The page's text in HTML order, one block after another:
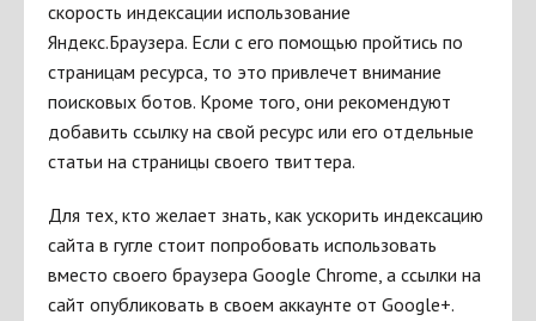
скорость индексации использование
Яндекс.Браузера. Если с его помощью пройтись по
страницам ресурса, то это привлечет внимание
поисковых ботов. Кроме того, они рекомендуют
добавить ссылку на свой ресурс или его отдельные
статьи на страницы своего твиттера.
Для тех, кто желает знать, как ускорить индексацию
сайта в гугле стоит попробовать использовать
вместо своего браузера Google Chrome, а ссылки на
сайт опубликовать в своем аккаунте от Google+.